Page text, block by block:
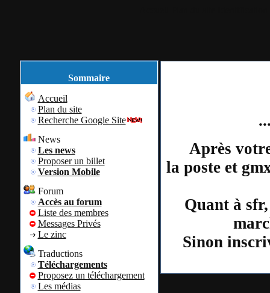
Sommaire
Accueil
Plan du site
Recherche Google Site
News
Les news
Proposer un billet
Version Mobile
Forum
Accès au forum
Liste des membres
Messages Privés
Le zinc
Traductions
Téléchargements
Proposez un téléchargement
Les médias
Après
la poste et
Quant à
Sinon